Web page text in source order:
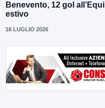
Benevento, 12 gol
estivo
16 LUGLIO 2026